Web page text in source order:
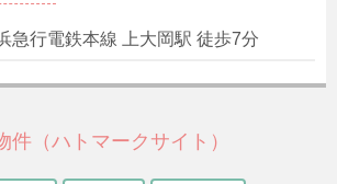
急行電鉄本線 上大岡駅 徒歩7分
件（ハトマークサイト）